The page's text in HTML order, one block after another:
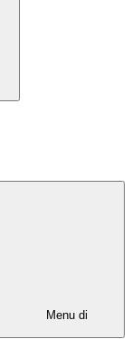
Menu di